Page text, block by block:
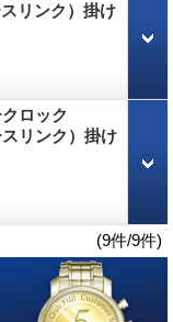
リンク）掛け
ロック
リンク）掛け
(9件/9件)